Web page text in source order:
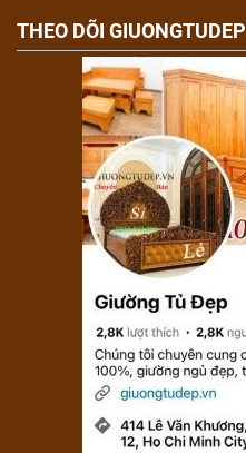
THEO DÕI GIUONGTUDEP